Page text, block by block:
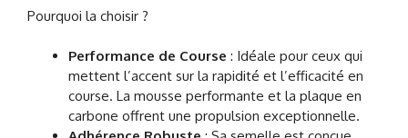
Pourquoi la choisir ?
Performance de Course : Idéale pour ceux qui
mettent l’accent sur la rapidité et l’efficacité en
course. La mousse performante et la plaque en
carbone offrent une propulsion exceptionnelle.